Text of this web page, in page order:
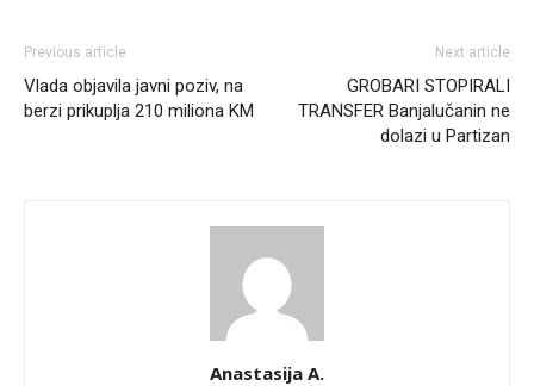
Previous article
Vlada objavila javni poziv, na
berzi prikuplja 210 miliona KM
Next article
GROBARI STOPIRALI
TRANSFER Banjalučanin ne
dolazi u Partizan
Anastasija A.